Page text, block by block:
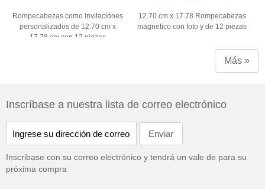
Rompecabezas como invitaciónes
personalizados de 12.70 cm x
17.78 cm con 12 piezas
12.70 cm x 17.78 Rompecabezas
magnetico con foto y de 12 piezas
Más »
Inscríbase a nuestra lista de correo electrónico
Inscribase con su correo electrónico y tendrá un vale de para su
próxima compra